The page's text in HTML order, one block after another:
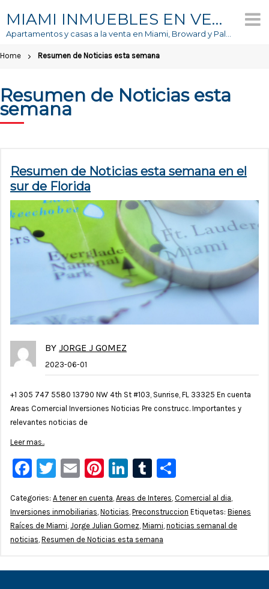
content
MIAMI INMUEBLES EN VENTA
Home Resumen de Noticias esta semana
Resumen de Noticias esta
semana
Resumen de Noticias esta semana en el
sur de Florida
BY JORGE J GOMEZ
2023-06-01
+1 305 747 5580 13790 NW 4th St #103, Sunrise, FL 33325 En cuenta
Areas Comercial Inversiones Noticias Pre construcc. Importantes y
relevantes noticias de
Leer mas..
Facebook
Twitter
EmailPinterest
LinkedIn
Tumblr
Categories: A tener en cuenta, Areas de Interes, Comercial al dia,
Inversiones inmobiliarias, Noticias, Preconstruccion Etiquetas: Bienes
Raíces de Miami, Jorge Julian Gomez, Miami, noticias semanal de
noticias, Resumen de Noticias esta semana